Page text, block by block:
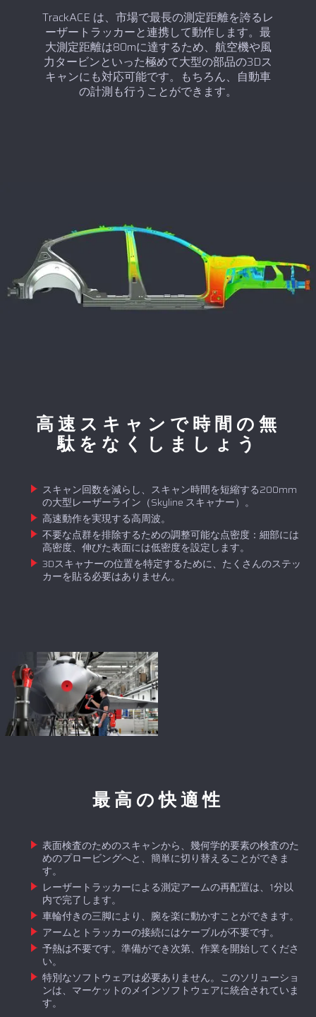
TrackACE は、市場で最長の測定距離を誇るレ
ーザートラッカーと連携して動作します。最
大測定距離は80mに達するため、航空機や風
力タービンといった極めて大型の部品の3Dス
キャンにも対応可能です。もちろん、自動車
の計測も行うことができます。
高速スキャンで時間の無
駄をなくしましょう
スキャン回数を減らし、スキャン時間を短縮する200mm
の大型レーザーライン（Skyline スキャナー）。
高速動作を実現する高周波。
不要な点群を排除するための調整可能な点密度：細部には
高密度、伸びた表面には低密度を設定します。
3Dスキャナーの位置を特定するために、たくさんのステッ
カーを貼る必要はありません。
最高の快適性
表面検査のためのスキャンから、幾何学的要素の検査のた
めのプロービングへと、簡単に切り替えることができま
す。
レーザートラッカーによる測定アームの再配置は、1分以
内で完了します。
車輪付きの三脚により、腕を楽に動かすことができます。
アームとトラッカーの接続にはケーブルが不要です。
予熱は不要です。準備ができ次第、作業を開始してくださ
い。
特別なソフトウェアは必要ありません。このソリューショ
ンは、マーケットのメインソフトウェアに統合されていま
す。